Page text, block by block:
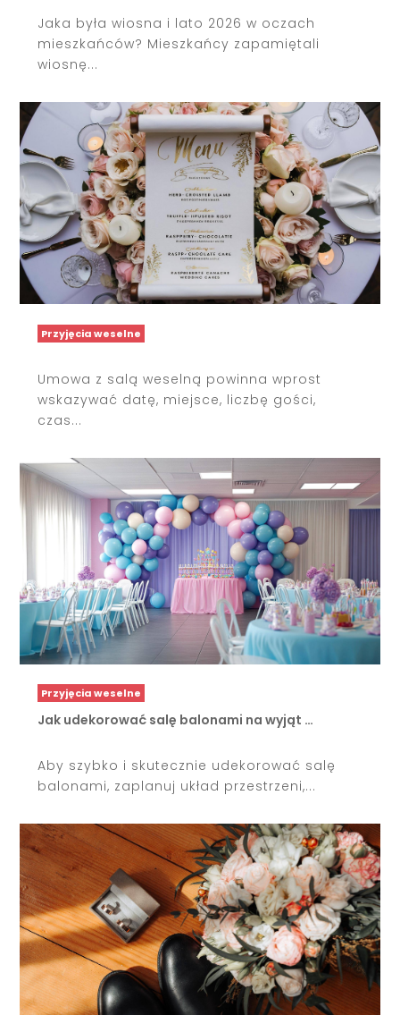
Jaka była wiosna i lato 2026 w oczach
mieszkańców? Mieszkańcy zapamiętali
wiosnę...
Przyjęcia weselne
Umowa z salą weselną powinna wprost
wskazywać datę, miejsce, liczbę gości,
czas...
Przyjęcia weselne
Jak udekorować salę balonami na wyjąt …
Aby szybko i skutecznie udekorować salę
balonami, zaplanuj układ przestrzeni,...